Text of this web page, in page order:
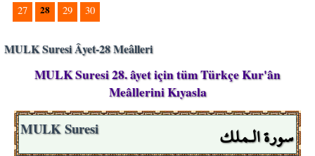
27
28 29 30
MULK Suresi Âyet-28 Meâlleri
MULK Suresi 28. âyet için tüm Türkçe Kur'ân
Meâllerini Kıyasla
سورة الـملك MULK Suresi